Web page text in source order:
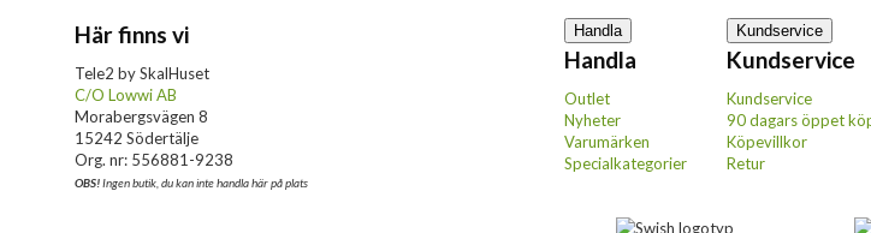
Här finns vi
Tele2 by SkalHuset
C/O Lowwi AB
Morabergsvägen 8
15242 Södertälje
Org. nr: 556881-9238
OBS!Ingen butik, du kan inte handla här på plats
Handla
Handla
Outlet
Nyheter
Varumärken
Specialkategorier
Kundservice
Kundservice
Kundservice
90 dagars öppet
Köpevillkor
Retur